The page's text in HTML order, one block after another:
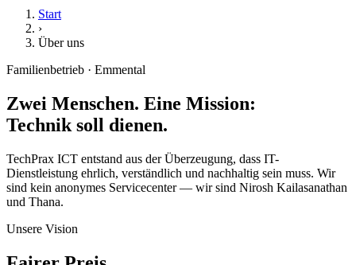
Start
›
Über uns
Familienbetrieb · Emmental
Zwei Menschen. Eine Mission:
Technik soll dienen.
TechPrax ICT entstand aus der Überzeugung, dass IT-
Dienstleistung ehrlich, verständlich und nachhaltig sein muss. Wir
sind kein anonymes Servicecenter — wir sind Nirosh Kailasanathan
und Thana.
Unsere Vision